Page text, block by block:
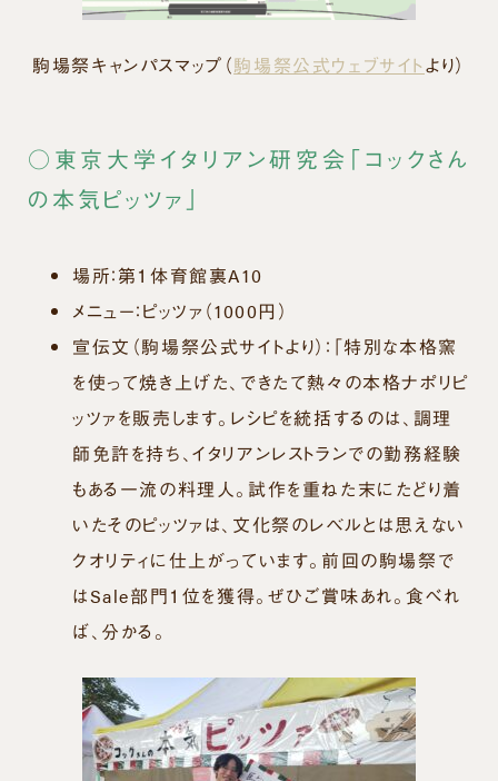
駒場祭キャンパスマップ（駒場祭公式ウェブサイトより）
○東京大学イタリアン研究会「コックさん
の本気ピッツァ」
場所：第１体育館裏A10
メニュー：ピッツァ（1000円）
宣伝文（駒場祭公式サイトより） ： 「特別な本格窯
を使って焼き上げた、できたて熱々の本格ナポリピ
ッツァを販売します。レシピを統括するのは、調理
師免許を持ち、イタリアンレストランでの勤務経験
もある一流の料理人。試作を重ねた末にたどり着
いたそのピッツァは、文化祭のレベルとは思えない
クオリティに仕上がっています。前回の駒場祭で
はSale部門１位を獲得。ぜひご賞味あれ。食べれ
ば、分かる。